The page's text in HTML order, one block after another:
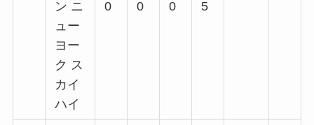
ン ニ
ュー
ヨー
ク ス
カイ
ハイ
0
0
0
5